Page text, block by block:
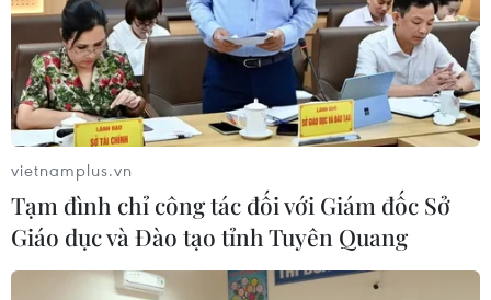
vietnamplus.vn
Tạm đình chỉ công tác đối với Giám đốc Sở
Giáo dục và Đào tạo tỉnh Tuyên Quang